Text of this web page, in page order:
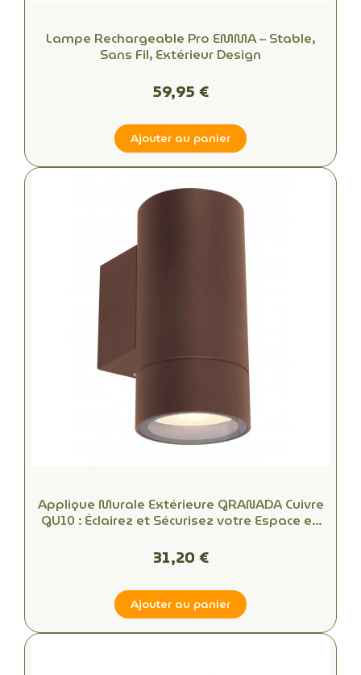
Lampe Rechargeable Pro EMMA – Stable,
Sans Fil, Extérieur Design
59,95 €
Ajouter au panier
Applique Murale Extérieure GRANADA Cuivre
GU10 : Éclairez et Sécurisez votre Espace en
31,20 €
Ajouter au panier